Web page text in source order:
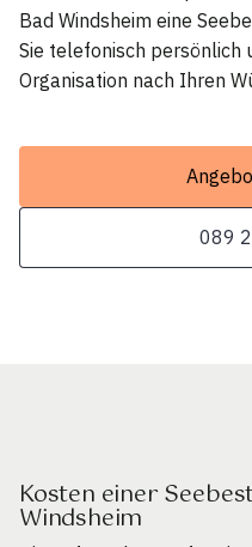
Bad Windsheim eine
Sie telefonisch persönlich
Organisation nach Ihren
089
Kosten einer
Windsheim